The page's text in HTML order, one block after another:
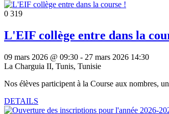
0 319
L'EIF collège entre dans la
09 mars 2026 @ 09:30 - 27 mars 2026 14:30
La Charguia II, Tunis, Tunisie
Nos élèves participent à la Course aux nombres,
DETAILS